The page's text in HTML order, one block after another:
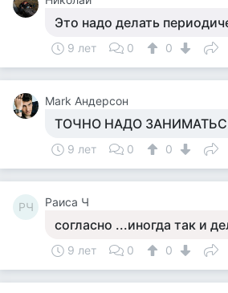
Это надо делать
9 лет 0 0
Mark Андерсон
ТОЧНО НАДО
9 лет 0 0
РЧ Раиса Ч
согласно ...иногда так и
9 лет 0 0